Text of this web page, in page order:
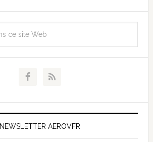
NEWSLETTER AEROVFR